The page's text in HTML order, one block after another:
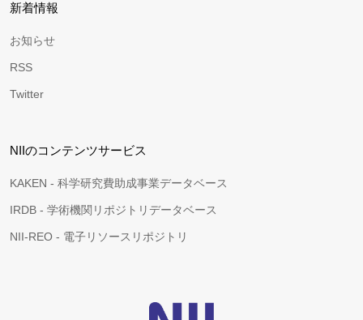
新着情報
お知らせ
RSS
Twitter
NIIのコンテンツサービス
KAKEN - 科学研究費助成事業データベース
IRDB - 学術機関リポジトリデータベース
NII-REO - 電子リソースリポジトリ